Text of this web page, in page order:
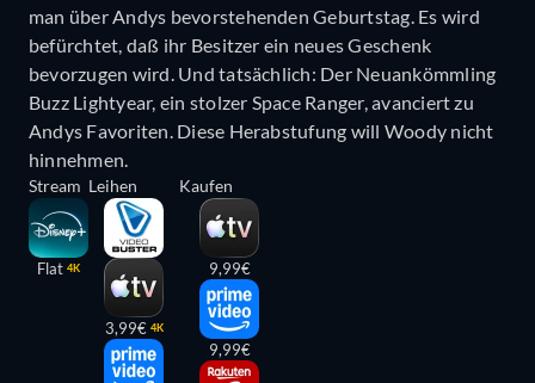
man über Andys bevorstehenden Geburtstag. Es wird
befürchtet, daß ihr Besitzer ein neues Geschenk
bevorzugen wird. Und tatsächlich: Der Neuankömmling
Buzz Lightyear, ein stolzer Space Ranger, avanciert zu
Andys Favoriten. Diese Herabstufung will Woody nicht
hinnehmen.
Stream
Flat 4K
Leihen
3,99€ 4K
Kaufen
9,99€
9,99€